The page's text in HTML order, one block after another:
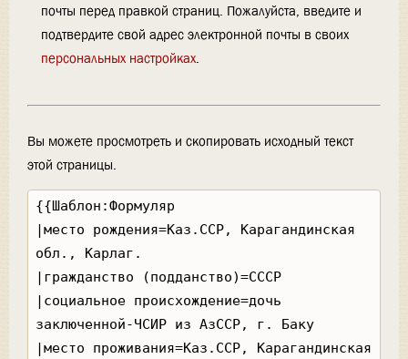
почты перед правкой страниц. Пожалуйста, введите и
подтвердите свой адрес электронной почты в своих
персональных настройках.
Вы можете просмотреть и скопировать исходный текст
этой страницы.